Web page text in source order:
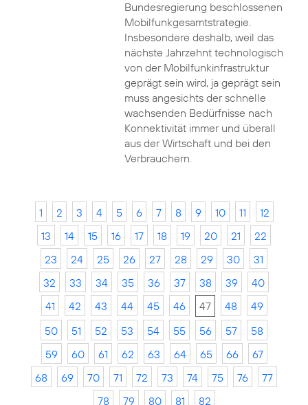
Bundesregierung beschlossenen
Mobilfunkgesamtstrategie.
Insbesondere deshalb, weil das
nächste Jahrzehnt technologisch
von der Mobilfunkinfrastruktur
geprägt sein wird, ja geprägt sein
muss angesichts der schnelle
wachsenden Bedürfnisse nach
Konnektivität immer und überall
aus der Wirtschaft und bei den
Verbrauchern.
1 2 3 4 5 6 7 8 9 10 11
12
13
14 15 16 17 18 19 20 21
22
23
24 25 26 27 28 29 30
31
32
33 34 35 36 37 38 39
40
41
42 43 44 45 46 47 48
49
50
51 52 53 54 55 56 57
58
59
60 61 62 63 64 65 66
67
68
69 70 71 72 73 74 75 76
77
78
79 80 81 82